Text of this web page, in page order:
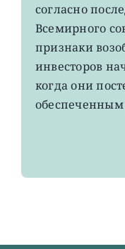
согласно
Всемирного
признаки
инвесторов
когда они
обеспеченным